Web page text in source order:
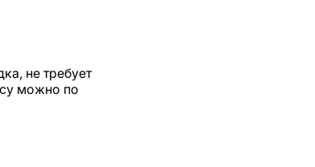
не требует
можно по